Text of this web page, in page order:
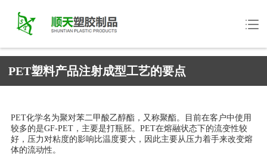
PET塑料产品注射成型工艺的要点
PET化学名为聚对苯二甲酸乙醇酯，又称聚酯。目前在客户中使用
较多的是GF-PET，主要是打瓶胚。PET在熔融状态下的流变性较
好，压力对粘度的影响比温度要大，因此主要从压力着手来改变熔
体的流动性。